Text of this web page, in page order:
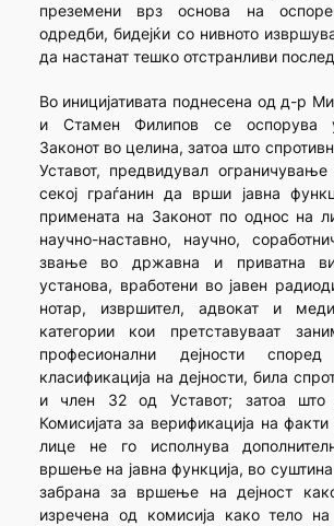
преземени врз основа на
одредби, бидејќи со нивното
да настанат тешко отстранливи
Во иницијативата поднесена од д-р
и Стамен Филипов се оспорува
Законот во целина, затоа што
Уставот, предвидувал
секој граѓанин да врши јавна
примената на Законот по однос на
научно-наставно, научно,
звање во државна и приватна
установа, вработени во јавен
нотар, извршител, адвокат и
категории кои претставуваат
професионални дејности според
класификација на дејности, била
и член 32 од Уставот; затоа што
Комисијата за верификација на
лице не го исполнува
вршење на јавна функција, во
забрана за вршење на дејност
изречена од комисија како тело